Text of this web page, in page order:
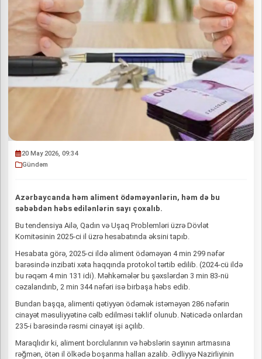
20 May 2026, 09:34
Gündəm
Azərbaycanda həm aliment ödəməyənlərin, həm də bu
səbəbdən həbs edilənlərin sayı çoxalıb.
Bu tendensiya Ailə, Qadın və Uşaq Problemləri üzrə Dövlət
Komitəsinin 2025-ci il üzrə hesabatında əksini tapıb.
Hesabata görə, 2025-ci ildə aliment ödəməyən 4 min 299 nəfər
barəsində inzibati xəta haqqında protokol tərtib edilib. (2024-cü ildə
bu rəqəm 4 min 131 idi). Məhkəmələr bu şəxslərdən 3 min 83-nü
cəzalandırıb, 2 min 344 nəfəri isə birbaşa həbs edib.
Bundan başqa, alimenti qətiyyən ödəmək istəməyən 286 nəfərin
cinayət məsuliyyətinə cəlb edilməsi təklif olunub. Nəticədə onlardan
235-i barəsində rəsmi cinayət işi açılıb.
Maraqlıdır ki, aliment borclularının və həbslərin sayının artmasına
rəğmən, ötən il ölkədə boşanma halları azalıb. Ədliyyə Nazirliyinin